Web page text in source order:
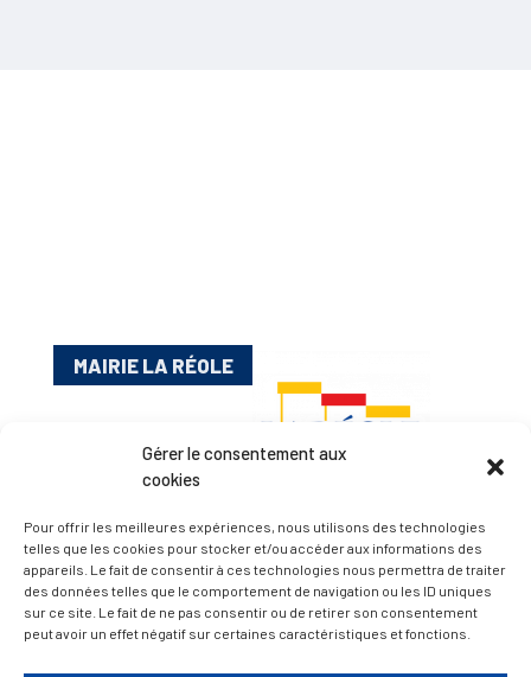
Gérer le consentement aux
cookies
Pour offrir les meilleures expériences, nous utilisons des technologies
telles que les cookies pour stocker et/ou accéder aux informations des
appareils. Le fait de consentir à ces technologies nous permettra de traiter
des données telles que le comportement de navigation ou les ID uniques
sur ce site. Le fait de ne pas consentir ou de retirer son consentement
peut avoir un effet négatif sur certaines caractéristiques et fonctions.
MAIRIE LA RÉOLE
Esplanade Charles de Gaulle
33 190 La Réole